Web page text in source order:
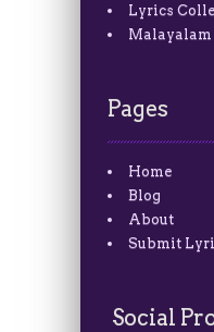
Lyrics
Malayalam
Pages
Home
Blog
About
Submit
Social